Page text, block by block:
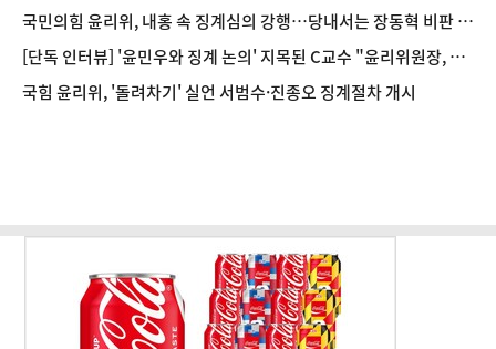
국민의힘 윤리위, 내홍 속 징계심의 강행…당내서는 장동혁 비판 목
소리
[단독 인터뷰] '윤민우와 징계 논의' 지목된 C교수 "윤리위원장, 외
부와 논의 잘못된 행위"
국힘 윤리위, '돌려차기' 실언 서범수·진종오 징계절차 개시